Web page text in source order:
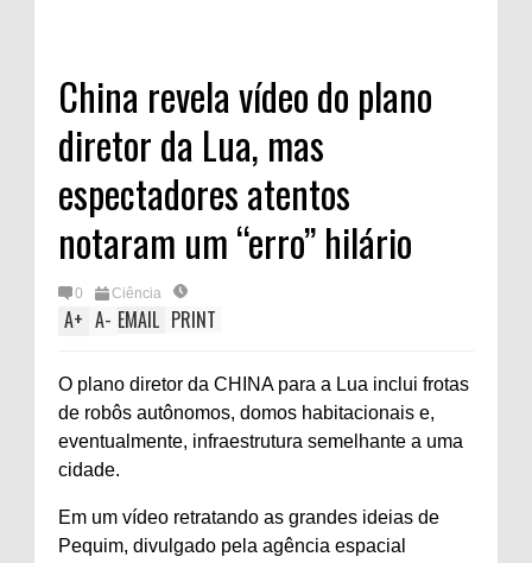
China revela vídeo do plano
diretor da Lua, mas
espectadores atentos
notaram um “erro” hilário
0 Ciência
A+ A- EMAIL PRINT
O plano diretor da CHINA para a Lua inclui frotas
de robôs autônomos, domos habitacionais e,
eventualmente, infraestrutura semelhante a uma
cidade.
Em um vídeo retratando as grandes ideias de
Pequim, divulgado pela agência espacial